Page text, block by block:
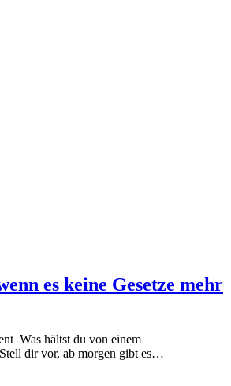
es keine Gesetze mehr
Was hältst du von einem
dir vor, ab morgen gibt es…